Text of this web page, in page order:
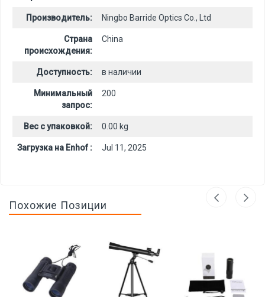
Производитель: Ningbo Barride Optics Co., Ltd
Страна
происхождения:
China
Доступность: в наличии
Минимальный
запрос:
200
Вес с упаковкой: 0.00 kg
Загрузка на Enhof : Jul 11, 2025
Похожие Позиции